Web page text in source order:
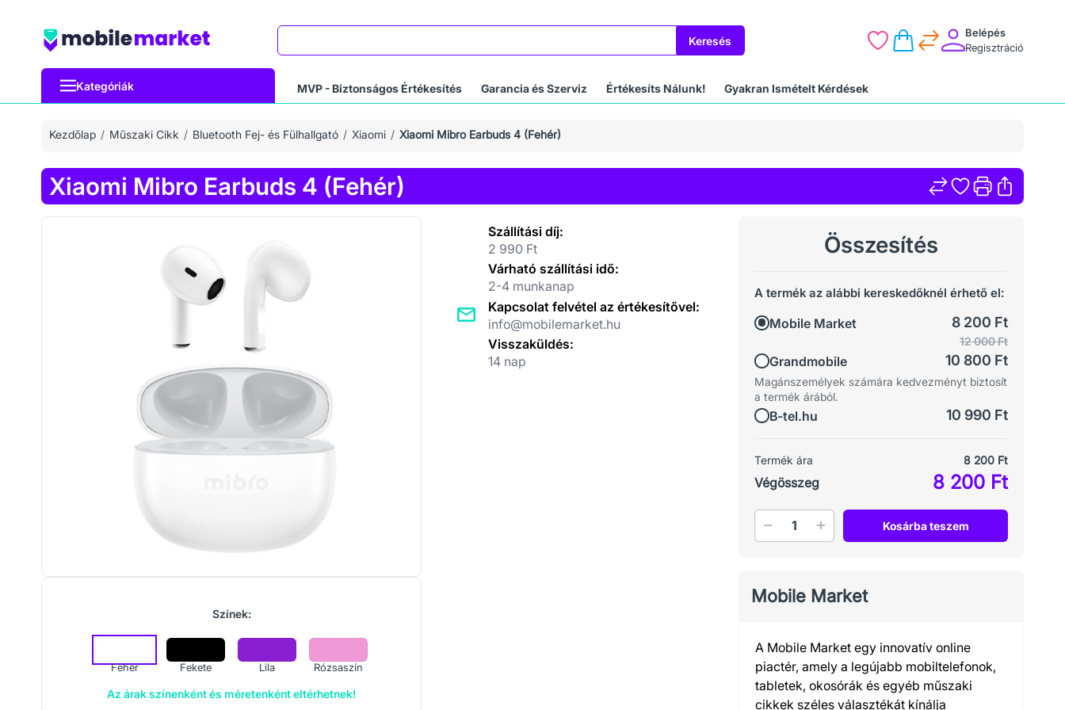
Keresés
Belépés
Regisztráció
Kategóriák MVP - Biztonságos Értékesítés Garancia és Szerviz Értékesíts Nálunk! Gyakran Ismételt Kérdések
Kezdőlap Műszaki Cikk Bluetooth Fej- és Fülhallgató Xiaomi Xiaomi Mibro Earbuds 4 (Fehér)
Xiaomi Mibro Earbuds 4 (Fehér)
Színek:
Fehér Fekete Lila Rózsaszín
Az árak színenként és méretenként eltérhetnek!
Szállítási díj:
2 990 Ft
Várható szállítási idő:
2-4 munkanap
Kapcsolat felvétel az értékesítővel:
info@mobilemarket.hu
Visszaküldés:
14 nap
Összesítés
A termék az alábbi kereskedőknél érhető el:
Mobile Market 8 200 Ft
Grandmobile
12 000 Ft
10 800 Ft
Magánszemélyek számára kedvezményt biztosít
a termék árából.
B-tel.hu 10 990 Ft
Termék ára 8 200 Ft
Végösszeg 8 200 Ft
Mennyiség Kosárba teszem
Mobile Market
A Mobile Market egy innovatív online
piactér, amely a legújabb mobiltelefonok,
tabletek, okosórák és egyéb műszaki
cikkek széles választékát kínálja